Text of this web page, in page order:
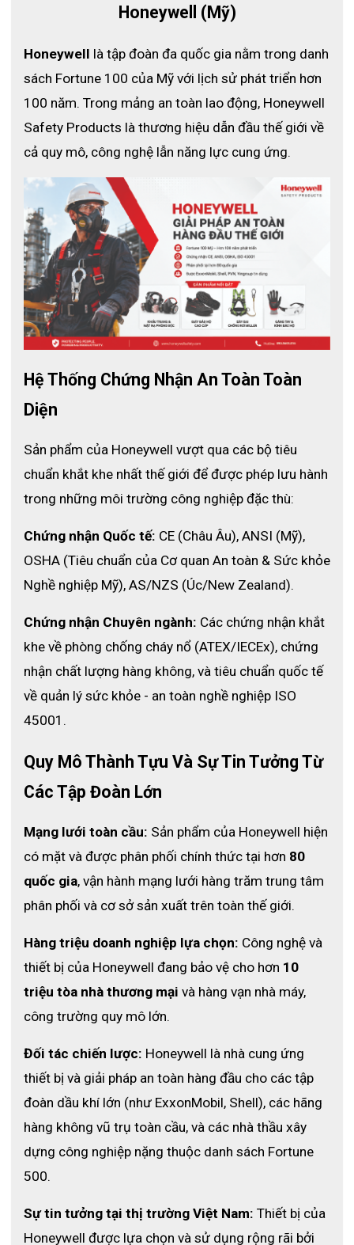
Honeywell (Mỹ)
Honeywell là tập đoàn đa quốc gia nằm trong danh
sách Fortune 100 của Mỹ với lịch sử phát triển hơn
100 năm. Trong mảng an toàn lao động, Honeywell
Safety Products là thương hiệu dẫn đầu thế giới về
cả quy mô, công nghệ lẫn năng lực cung ứng.
Hệ Thống Chứng Nhận An Toàn Toàn
Diện
Sản phẩm của Honeywell vượt qua các bộ tiêu
chuẩn khắt khe nhất thế giới để được phép lưu hành
trong những môi trường công nghiệp đặc thù:
Chứng nhận Quốc tế: CE (Châu Âu), ANSI (Mỹ),
OSHA (Tiêu chuẩn của Cơ quan An toàn & Sức khỏe
Nghề nghiệp Mỹ), AS/NZS (Úc/New Zealand).
Chứng nhận Chuyên ngành: Các chứng nhận khắt
khe về phòng chống cháy nổ (ATEX/IECEx), chứng
nhận chất lượng hàng không, và tiêu chuẩn quốc tế
về quản lý sức khỏe - an toàn nghề nghiệp ISO
45001.
Quy Mô Thành Tựu Và Sự Tin Tưởng Từ
Các Tập Đoàn Lớn
Mạng lưới toàn cầu: Sản phẩm của Honeywell hiện
có mặt và được phân phối chính thức tại hơn 80
quốc gia, vận hành mạng lưới hàng trăm trung tâm
phân phối và cơ sở sản xuất trên toàn thế giới.
Hàng triệu doanh nghiệp lựa chọn: Công nghệ và
thiết bị của Honeywell đang bảo vệ cho hơn 10
triệu tòa nhà thương mại và hàng vạn nhà máy,
công trường quy mô lớn.
Đối tác chiến lược: Honeywell là nhà cung ứng
thiết bị và giải pháp an toàn hàng đầu cho các tập
đoàn dầu khí lớn (như ExxonMobil, Shell), các hãng
hàng không vũ trụ toàn cầu, và các nhà thầu xây
dựng công nghiệp nặng thuộc danh sách Fortune
500.
Sự tin tưởng tại thị trường Việt Nam: Thiết bị của
Honeywell được lựa chọn và sử dụng rộng rãi bởi